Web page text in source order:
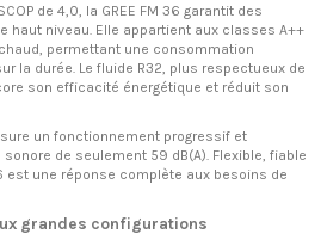
de 4,0, la GREE FM 36 garantit des
haut niveau. Elle appartient aux classes A++
permettant une consommation
la durée. Le fluide R32, plus respectueux de
son efficacité énergétique et réduit son
un fonctionnement progressif et
de seulement 59 dB(A). Flexible, fiable
est une réponse complète aux besoins de
grandes configurations